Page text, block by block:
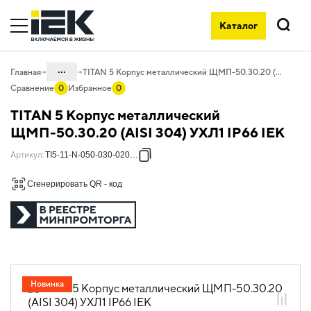
Каталог
Поиск
Главная ...
04. Щитовое оборудование
04.03 Корпуса металлические с
04.03.01 Корпуса металлические с
04.03.01.01 Корпуса металлические с
монтажной панелью TITAN 5
ЩМП из нержавеющей стали
04.03.01.01.02.01 Корпуса
металлические ЩМП из
TITAN 5 Корпус металлический ЩМП-50.30.20 (AISI 304) УХЛ1 IP66 IEK
Сравнение 0 Избранное 0
TITAN 5 Корпус металлический
ЩМП-50.30.20 (AISI 304) УХЛ1 IP66 IEK
Новинка
Артикул:TI5-11-N-050-030-020-66
Сгенерировать QR - код